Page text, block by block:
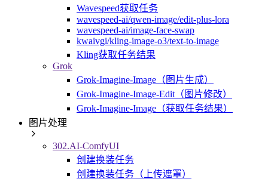
Wavespeed获取任务
wavespeed-ai/qwen-image/edit-plus-lora
wavespeed-ai/image-face-swap
kwaivgi/kling-image-o3/text-to-image
Kling获取任务结果
Grok
Grok-Imagine-Image（图片生成）
Grok-Imagine-Image-Edit（图片修改）
Grok-Imagine-Image（获取任务结果）
图片处理
302.AI-ComfyUI
创建换装任务
创建换装任务（上传遮罩）